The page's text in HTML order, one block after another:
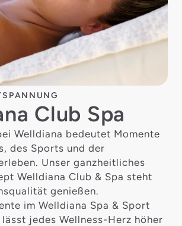
Club Spa
Welldiana bedeutet Momente
des Sports und der
Unser ganzheitliches
Welldiana Club & Spa steht
genießen.
im Welldiana Spa & Sport
jedes Wellness-Herz höher